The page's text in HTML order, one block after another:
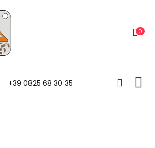
0
+39 0825 68 30 35